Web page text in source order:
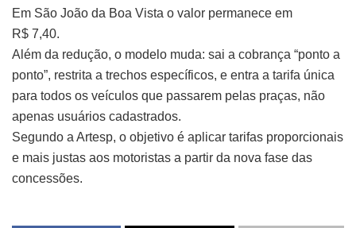
Em São João da Boa Vista o valor permanece em
R$ 7,40.
Além da redução, o modelo muda: sai a cobrança “ponto a
ponto”, restrita a trechos específicos, e entra a tarifa única
para todos os veículos que passarem pelas praças, não
apenas usuários cadastrados.
Segundo a Artesp, o objetivo é aplicar tarifas proporcionais
e mais justas aos motoristas a partir da nova fase das
concessões.